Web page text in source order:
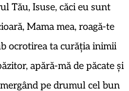
Tău, Isuse, căci eu sunt
Mama mea, roagă-te
ocrotirea ta curăția inimii
apără-mă de păcate și
pe drumul cel bun